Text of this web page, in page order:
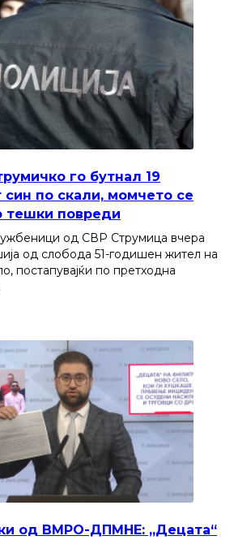
го бутнал 19
по скали, момчето се
тешки повреди
од СВР Струмица вчера
од слобода 51-годишен жител на
постапувајќи по претходна
од ВМРО-ДПМНЕ: „Децата“